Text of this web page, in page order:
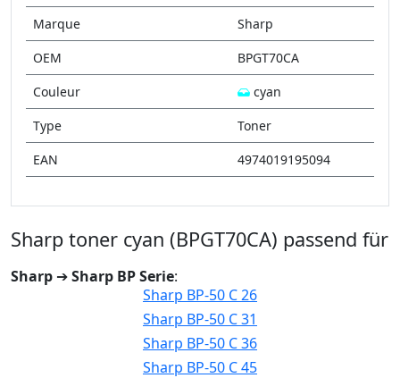
Marque
Sharp
OEM
BPGT70CA
Couleur
cyan
Type
Toner
EAN
4974019195094
Sharp toner cyan (BPGT70CA) passend für
Sharp ➔Sharp BP Serie:
Sharp BP-50 C 26
Sharp BP-50 C 31
Sharp BP-50 C 36
Sharp BP-50 C 45